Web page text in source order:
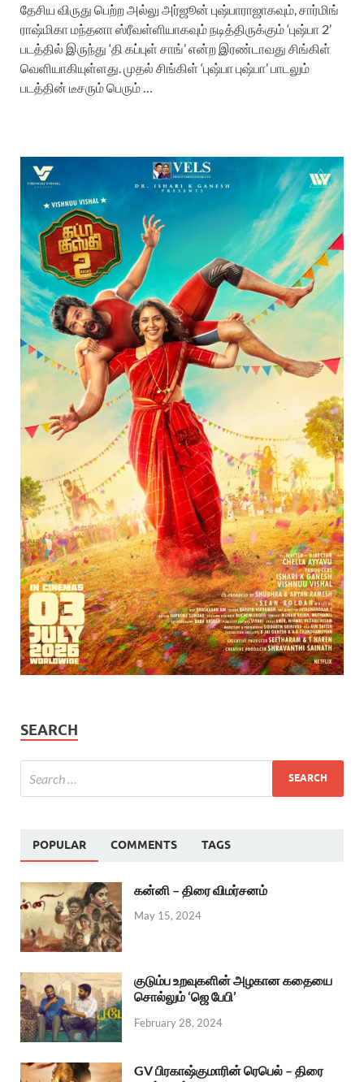
தேசிய விருது பெற்ற அல்லு அர்ஜூன் புஷ்பாராஜாகவும், சார்மிங்
ராஷ்மிகா மந்தனா ஸ்ரீவள்ளியாகவும் நடித்திருக்கும் ‘புஷ்பா 2’
படத்தில் இருந்து ‘தி கப்புள் சாங்’ என்ற இரண்டாவது சிங்கிள்
வெளியாகியுள்ளது. முதல் சிங்கிள் ‘புஷ்பா புஷ்பா’ பாடலும்
படத்தின் டீசரும் பெரும் …
SEARCH
POPULAR COMMENTS TAGS
கன்னி – திரை விமர்சனம்
May 15, 2024
குடும்ப உறவுகளின் அழகான கதையை
சொல்லும் ‘ஜெ பேபி’
February 28, 2024
GV பிரகாஷ்குமாரின் ரெபெல் – திரை